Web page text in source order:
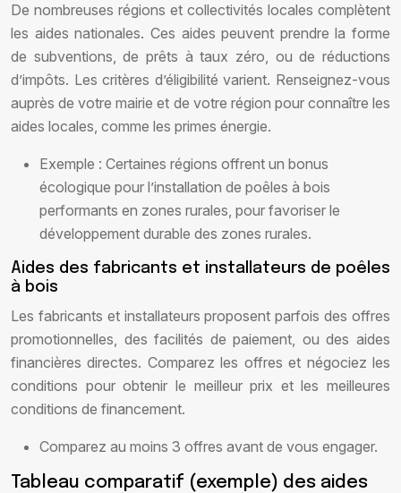
De nombreuses régions et collectivités locales complètent
les aides nationales. Ces aides peuvent prendre la forme
de subventions, de prêts à taux zéro, ou de réductions
d’impôts. Les critères d’éligibilité varient. Renseignez-vous
auprès de votre mairie et de votre région pour connaître les
aides locales, comme les primes énergie.
Exemple : Certaines régions offrent un bonus
écologique pour l’installation de poêles à bois
performants en zones rurales, pour favoriser le
développement durable des zones rurales.
Aides des fabricants et installateurs de poêles
à bois
Les fabricants et installateurs proposent parfois des offres
promotionnelles, des facilités de paiement, ou des aides
financières directes. Comparez les offres et négociez les
conditions pour obtenir le meilleur prix et les meilleures
conditions de financement.
Comparez au moins 3 offres avant de vous engager.
Tableau comparatif (exemple) des aides